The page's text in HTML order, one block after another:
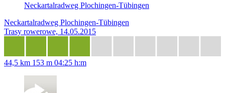
Neckartalradweg Plochingen-Tübingen
Neckartalradweg Plochingen-Tübingen
Trasy rowerowe, 14.05.2015
44,5 km 153 m 04:25 h:m